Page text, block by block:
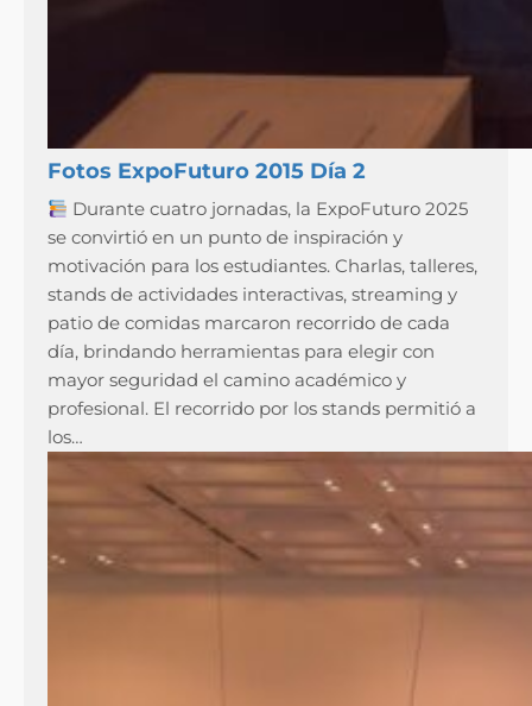
Fotos ExpoFuturo 2015 Día 2
Durante cuatro jornadas, la ExpoFuturo 2025
se convirtió en un punto de inspiración y
motivación para los estudiantes. Charlas, talleres,
stands de actividades interactivas, streaming y
patio de comidas marcaron recorrido de cada
día, brindando herramientas para elegir con
mayor seguridad el camino académico y
profesional. El recorrido por los stands permitió a
los…